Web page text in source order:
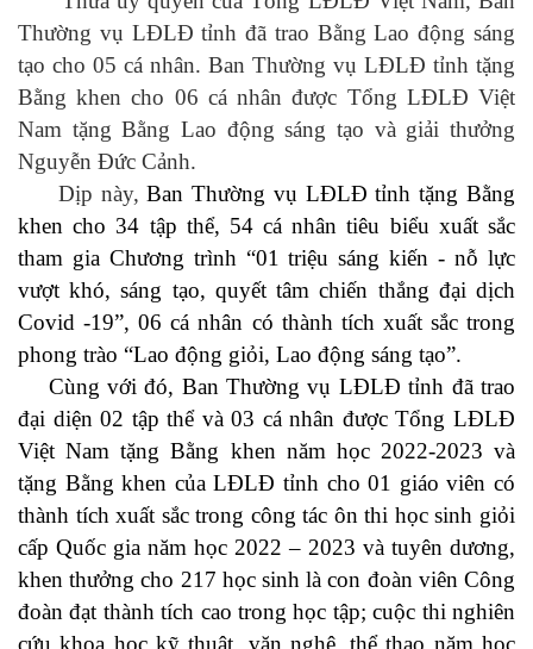
Thường vụ LĐLĐ tỉnh đã trao Bằng Lao động sáng
tạo cho 05 cá nhân. Ban Thường vụ LĐLĐ tỉnh tặng
Bằng khen cho 06 cá nhân được Tổng LĐLĐ Việt
Nam tặng Bằng Lao động sáng tạo và giải thưởng
Nguyễn Đức Cảnh.
Dịp này,Ban Thường vụ LĐLĐ tỉnh tặng Bằng
khen cho 34 tập thể, 54 cá nhân tiêu biểu xuất sắc
tham gia Chương trình “01 triệu sáng kiến - nỗ lực
vượt khó, sáng tạo, quyết tâm chiến thắng đại dịch
Covid -19”, 06 cá nhân có thành tích xuất sắc trong
phong trào “Lao động giỏi, Lao động sáng tạo”.
Cùng với đó, Ban Thường vụ LĐLĐ tỉnh đã trao
đại diện 02 tập thể và 03 cá nhân được Tổng LĐLĐ
Việt Nam tặng Bằng khen năm học 2022-2023 và
tặng Bằng khen của LĐLĐ tỉnh cho 01 giáo viên có
thành tích xuất sắc trong công tác ôn thi học sinh giỏi
cấp Quốc gia năm học 2022 – 2023 và tuyên dương,
khen thưởng cho 217 học sinh là con đoàn viên Công
đoàn đạt thành tích cao trong học tập; cuộc thi nghiên
cứu khoa học kỹ thuật, văn nghệ, thể thao năm học